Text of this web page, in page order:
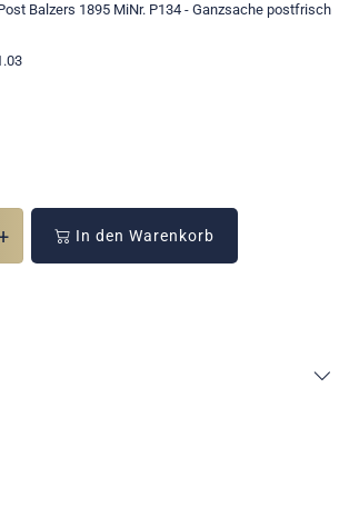
Balzers 1895 MiNr. P134 - Ganzsache postfrisch
In den Warenkorb